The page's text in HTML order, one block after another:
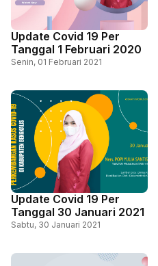
Update Covid 19 Per
Tanggal 1 Februari 2020
Senin, 01 Februari 2021
Update Covid 19 Per
Tanggal 30 Januari 2021
Sabtu, 30 Januari 2021